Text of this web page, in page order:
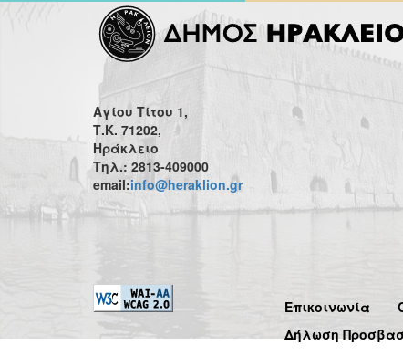
Αγίου Τίτου 1,
Τ.Κ. 71202,
Ηράκλειο
Τηλ.: 2813-409000
email:info@heraklion.gr
Επικοινωνία
Δήλωση